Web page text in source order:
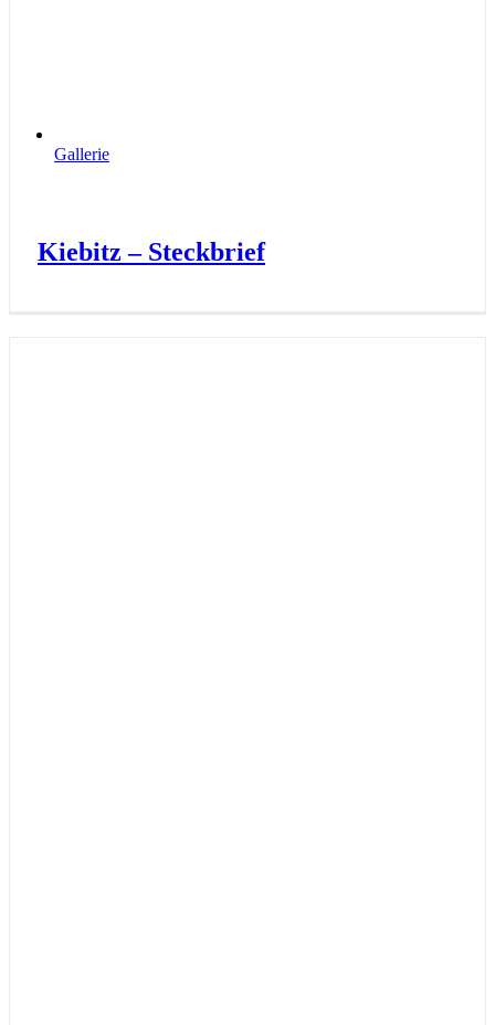
Gallerie
Kiebitz – Steckbrief